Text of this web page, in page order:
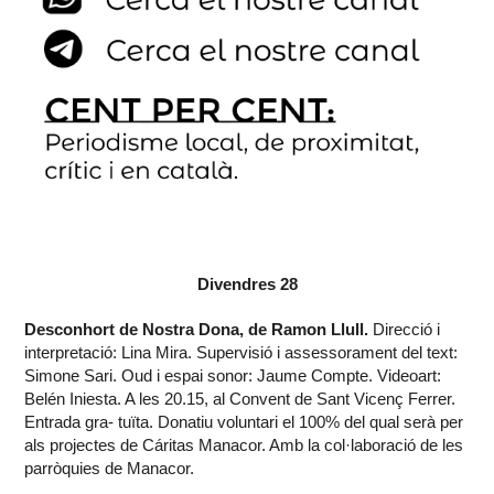
Divendres 28
Desconhort de Nostra Dona, de Ramon Llull. Direcció i
interpretació: Lina Mira. Supervisió i assessorament del text:
Simone Sari. Oud i espai sonor: Jaume Compte. Videoart:
Belén Iniesta. A les 20.15, al Convent de Sant Vicenç Ferrer.
Entrada gra- tuïta. Donatiu voluntari el 100% del qual serà per
als projectes de Cáritas Manacor. Amb la col·laboració de les
parròquies de Manacor.